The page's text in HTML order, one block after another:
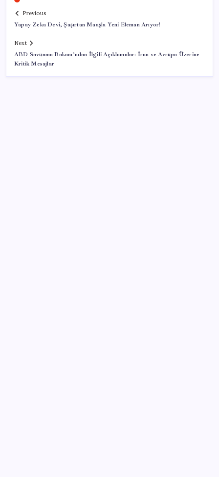
Previous
Yapay Zeka Devi, Şaşırtan Maaşla Yeni Eleman Arıyor!
Next
ABD Savunma Bakanı’ndan İlgili Açıklamalar: İran ve Avrupa Üzerine
Kritik Mesajlar